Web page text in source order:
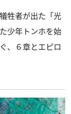
牲者が出た「光
少年トンホを始
、６章とエピロ